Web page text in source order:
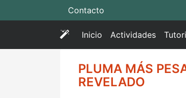
Contacto
Inicio Actividades(
c
r
PLUMA MÁS
REVELADO